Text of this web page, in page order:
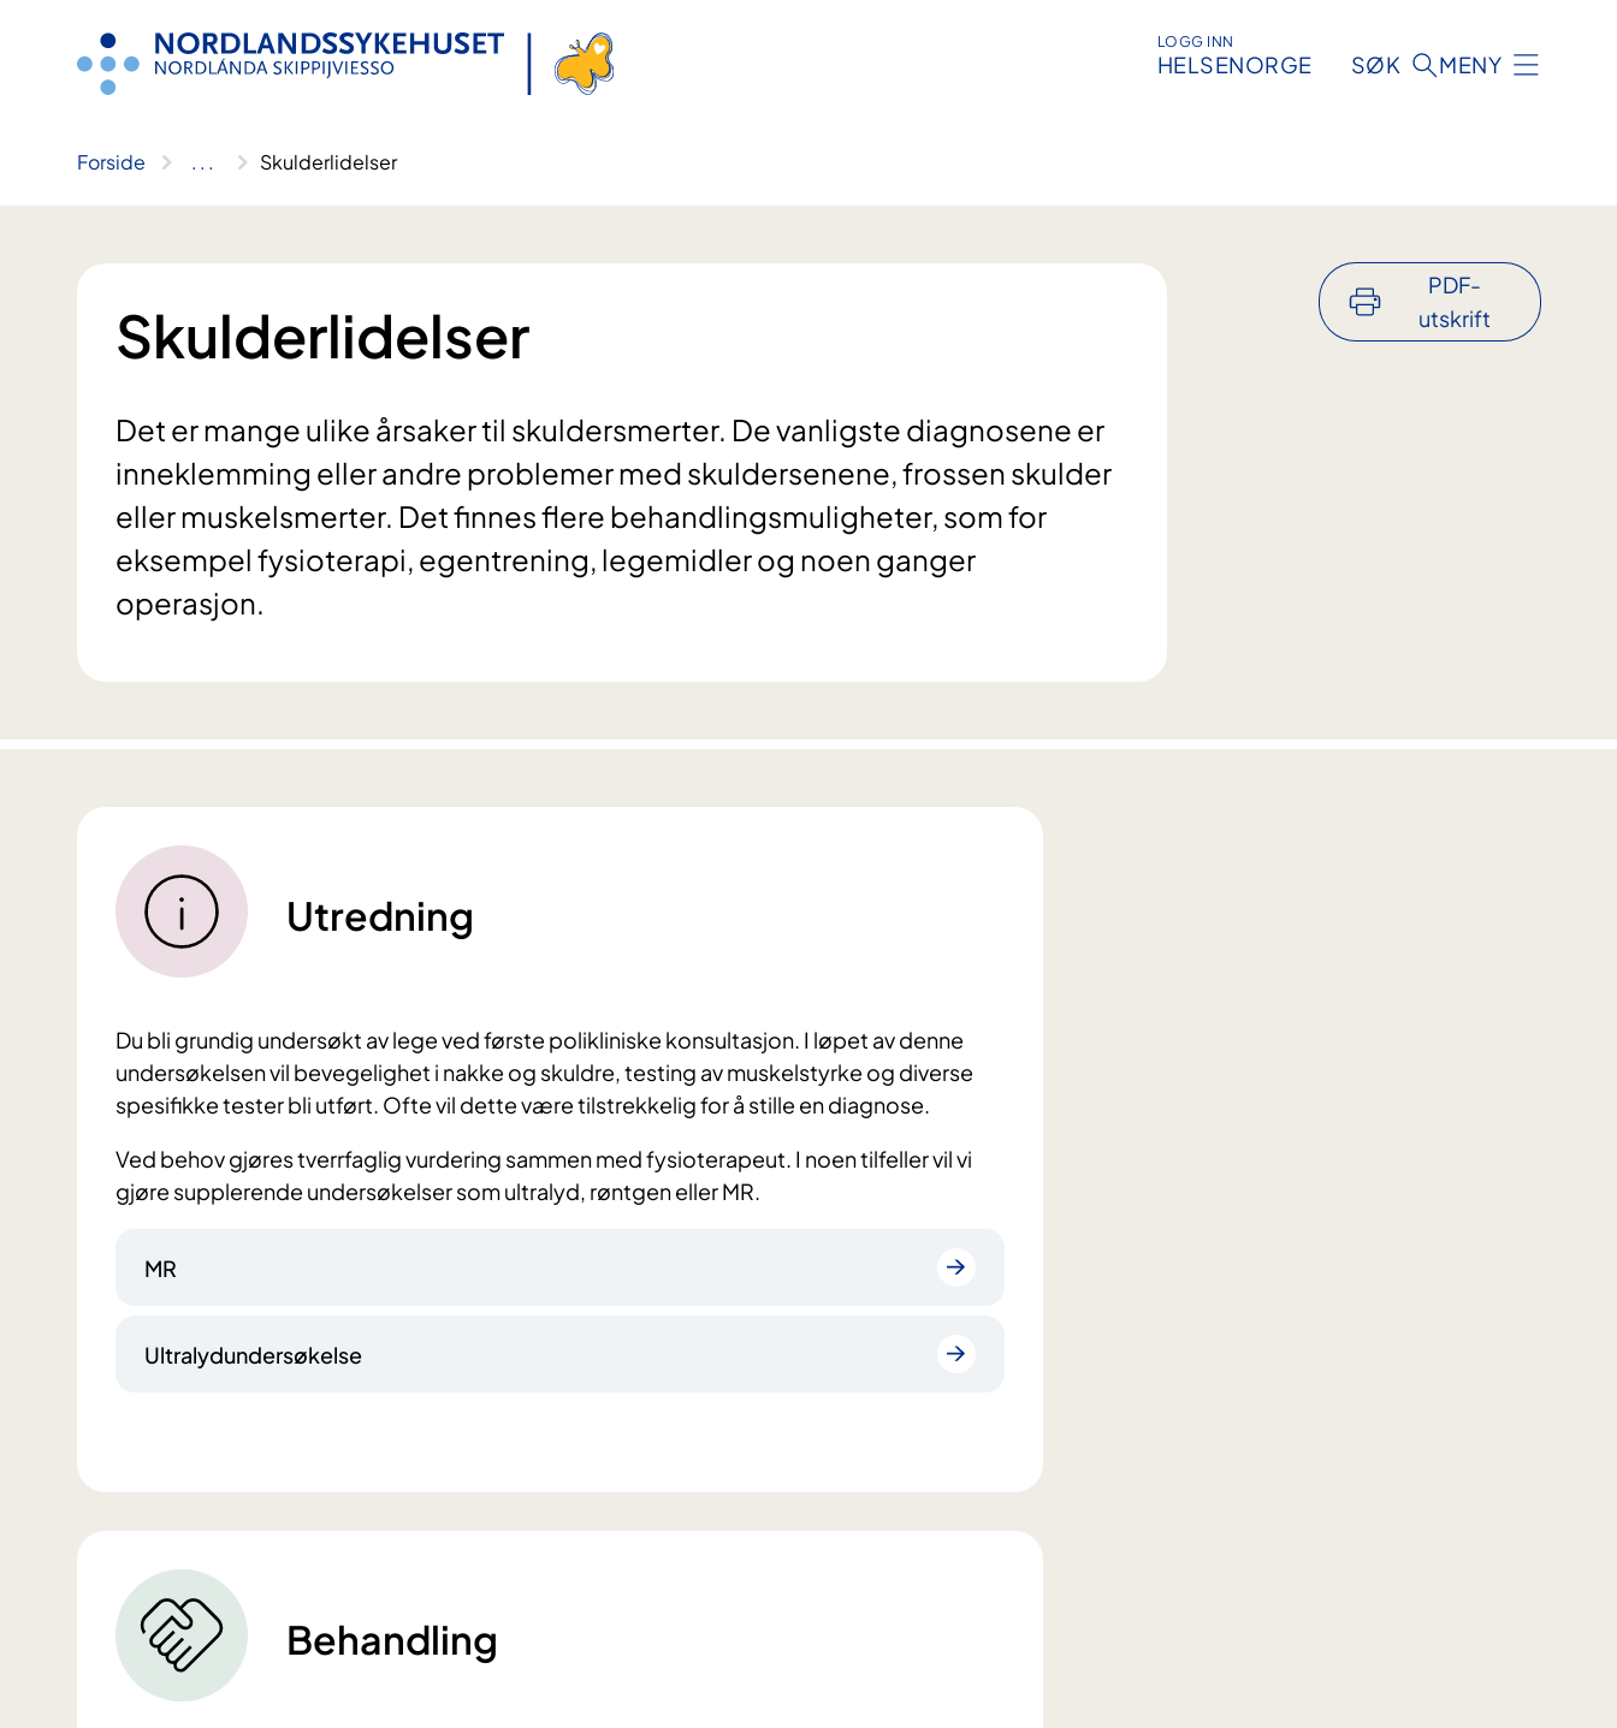
LOGG INN
HELSENORGE SØK MENY
Forside .. . Skulderlidelser
Skulderlidelser
Det er mange ulike årsaker til skuldersmerter. De vanligste diagnosene er
inneklemming eller andre problemer med skuldersenene, frossen skulder
eller muskelsmerter. Det finnes flere behandlingsmuligheter, som for
eksempel fysioterapi, egentrening, legemidler og noen ganger
operasjon.
PDF-
utskrift
Utredning
Du bli grundig undersøkt av lege ved første polikliniske konsultasjon. I løpet av denne
undersøkelsen vil bevegelighet i nakke og skuldre, testing av muskelstyrke og diverse
spesifikke tester bli utført. Ofte vil dette være tilstrekkelig for å stille en diagnose.
Ved behov gjøres tverrfaglig vurdering sammen med fysioterapeut. I noen tilfeller vil vi
gjøre supplerende undersøkelser som ultralyd, røntgen eller MR.
MR
Ultralydundersøkelse
Behandling